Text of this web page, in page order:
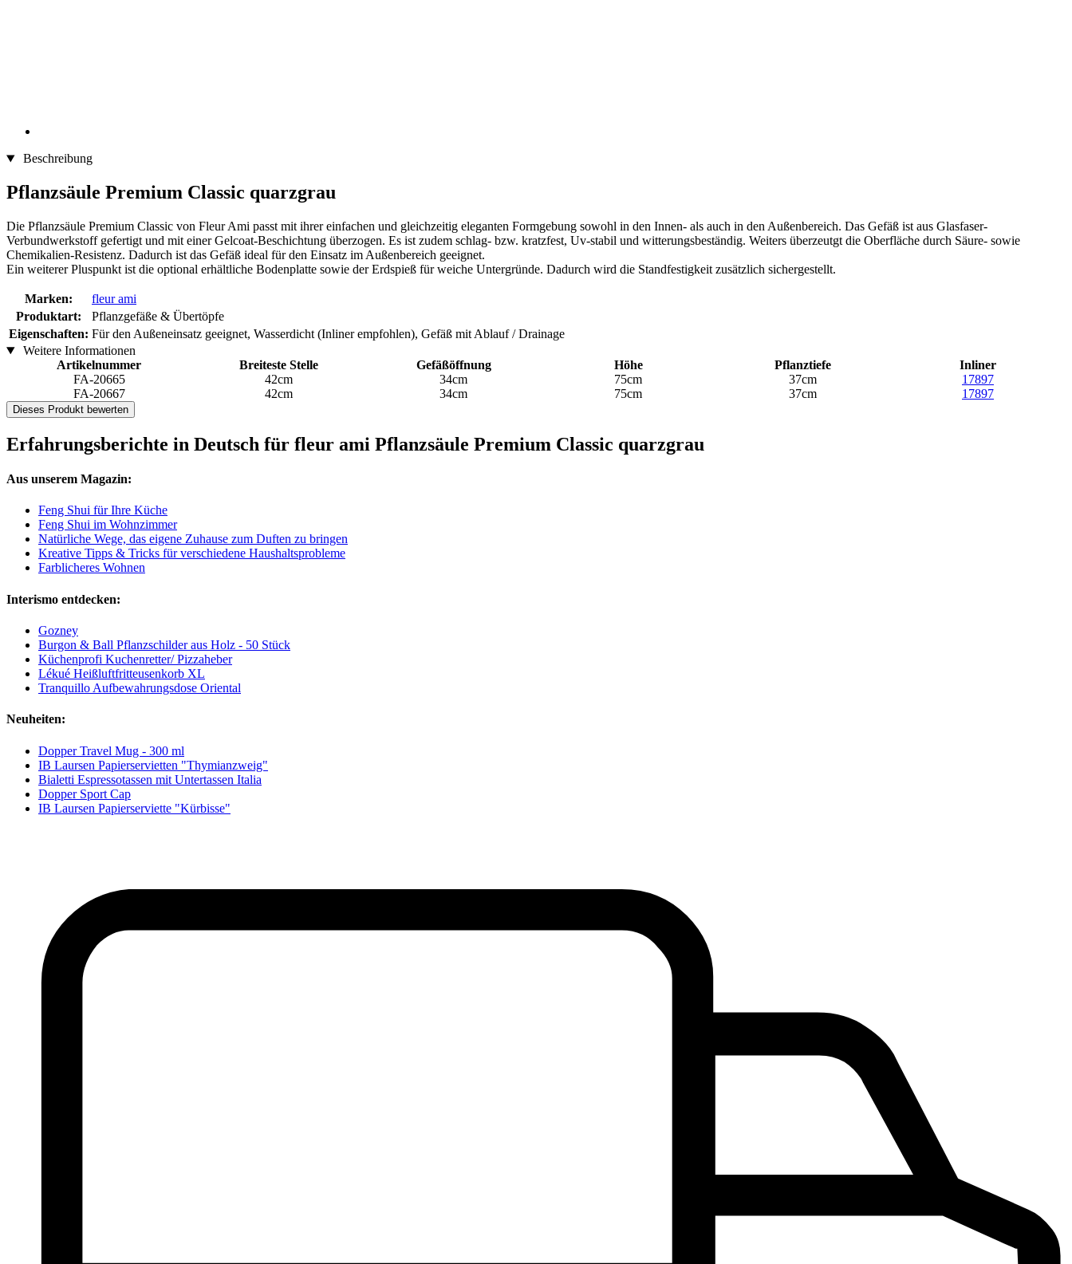
Beschreibung
Pflanzsäule Premium Classic quarzgrau
Die Pflanzsäule Premium Classic von Fleur Ami passt mit ihrer einfachen und gleichzeitig eleganten Formgebung sowohl in den Innen- als auch in den Außenbereich. Das Gefäß ist aus Glasfaser-
Verbundwerkstoff gefertigt und mit einer Gelcoat-Beschichtung überzogen. Es ist zudem schlag- bzw. kratzfest, Uv-stabil und witterungsbeständig. Weiters überzeutgt die Oberfläche durch Säure- sowie
Chemikalien-Resistenz. Dadurch ist das Gefäß ideal für den Einsatz im Außenbereich geeignet.
Ein weiterer Pluspunkt ist die optional erhältliche Bodenplatte sowie der Erdspieß für weiche Untergründe. Dadurch wird die Standfestigkeit zusätzlich sichergestellt.
Marken:
fleur ami
Produktart:
Pflanzgefäße & Übertöpfe
Eigenschaften: Für den Außeneinsatz geeignet, Wasserdicht (Inliner empfohlen), Gefäß mit Ablauf / Drainage
Weitere Informationen
Artikelnummer
Breiteste Stelle Gefäßöffnung Höhe Pflanztiefe
Inliner
FA-20665
42cm 34cm 75cm 37cm
17897
FA-20667
42cm 34cm 75cm 37cm 17897
Dieses Produkt bewerten
Erfahrungsberichte in Deutsch für fleur ami Pflanzsäule Premium Classic quarzgrau
Aus unserem Magazin:
Feng Shui für Ihre Küche
Feng Shui im Wohnzimmer
Natürliche Wege, das eigene Zuhause zum Duften zu bringen
Kreative Tipps & Tricks für verschiedene Haushaltsprobleme
Farblicheres Wohnen
Interismo entdecken:
Gozney
Burgon & Ball Pflanzschilder aus Holz - 50 Stück
Küchenprofi Kuchenretter/ Pizzaheber
Lékué Heißluftfritteusenkorb XL
Tranquillo Aufbewahrungsdose Oriental
Neuheiten:
Dopper Travel Mug - 300 ml
IB Laursen Papierservietten "Thymianzweig"
Bialetti Espressotassen mit Untertassen Italia
Dopper Sport Cap
IB Laursen Papierserviette "Kürbisse"